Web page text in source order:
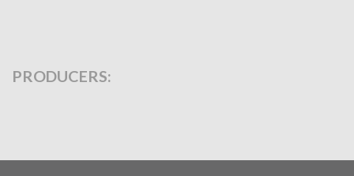
PRODUCERS: